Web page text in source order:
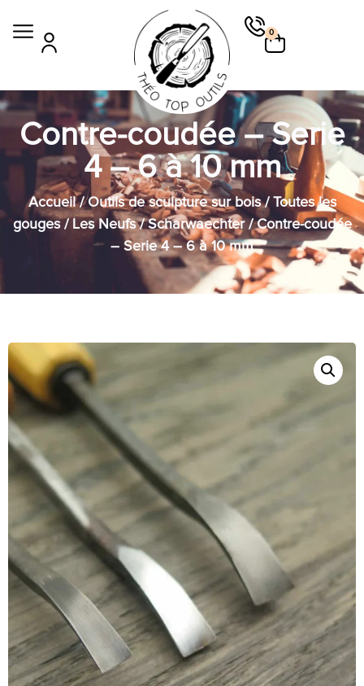
0
Contre-coudée – Serie
4 – 6 à 10 mm
Accueil/Outils de sculpture sur bois/ Toutes les
gouges/ Les Neufs / Scharwaechter/ Contre-coudée
– Serie 4 – 6 à 10 mm